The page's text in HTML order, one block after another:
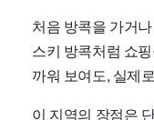
처음 방콕을 가거
스키 방콕처럼 쇼
까워 보여도, 실제
이 지역의 장점은